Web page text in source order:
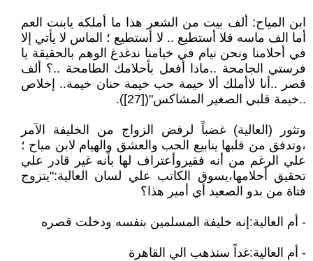
ابن المياح: ألف بيت من الشعر هذا ما أملكه يابنت العم
أما الف ماسه فلا أستطيع .. لا أستطيع ؛ الماس لا يأتي إلا
في أحلامنا ونحن نيام في خيامنا ندغدغ الوهم بالحقيقة يا
فرستي الجامحة ..ماذا أفعل بأحلامك الطامحة ..؟ ألف
قصر ..أنا لاأملك ألا خيمة حب خيمة حنان خيمة.. إخلاص
..خيمة قلبي الصغير المشاكس"([27]).
وتثور (العالية) غضباً لرفض الزواج من الخليفة الآمر
،وتدفق من قلبها ينابيع الحب والعشق والهيام لابن مياح ؛
علي الرغم من أنه فقيروأعتراف لها بأنه غير قادر علي
تحقيق أحلامها،يسوق الكاتب علي لسان العالية:"يتزوج
فتاة من بدو الصعيد أي أمير هذا؟
- أم العالية:إنه خليفة المسلمين بنفسه ودخلت قصره
- أم العالية:غداً سنذهب الي القاهرة